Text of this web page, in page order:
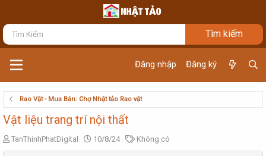
Đăng nhập Đăng ký
Rao Vặt - Mua Bán: Chợ Nhật tảo Rao vặt
Vật liệu trang trí nội thất
T
h
TanThinhPhatDigital
N
g
10/8/24
T
ừ
Không có